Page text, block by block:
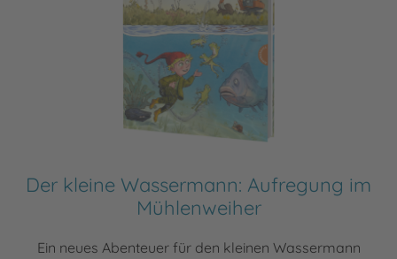
Der kleine Wassermann: Aufregung im
Mühlenweiher
Ein neues Abenteuer für den kleinen Wassermann